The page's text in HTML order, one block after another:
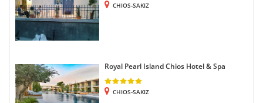
CHIOS-SAKIZ
Royal Pearl Island Chios Hotel & Spa
CHIOS-SAKIZ